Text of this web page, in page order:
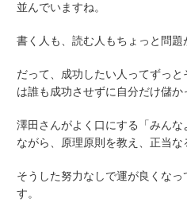
並んでいますね。
書く人も、読む人もちょっと問題
だって、成功したい人ってずっ
は誰も成功させずに自分だけ儲か
澤田さんがよく口にする「みん
ながら、原理原則を教え、正当な
そうした努力なしで運が良くな
す。